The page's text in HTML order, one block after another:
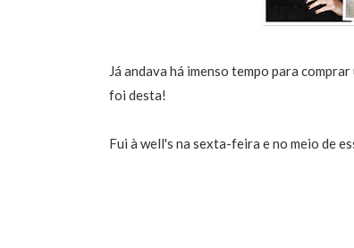
Já andava há imenso tempo para
foi desta!
Fui à well's na sexta-feira e no meio de